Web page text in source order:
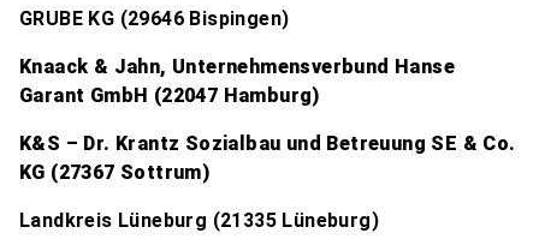
GRUBE KG (29646 Bispingen)
Knaack & Jahn, Unternehmensverbund Hanse
Garant GmbH (22047 Hamburg)
K&S – Dr. Krantz Sozialbau und Betreuung SE & Co.
KG (27367 Sottrum)
Landkreis Lüneburg (21335 Lüneburg)